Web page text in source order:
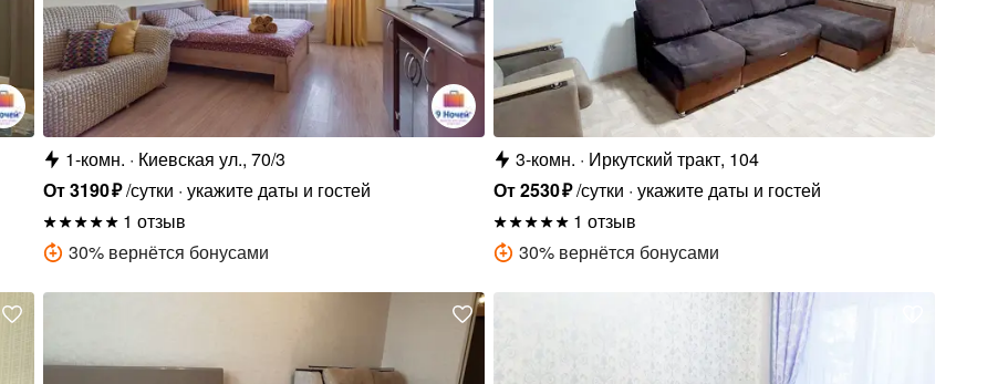
1-комн.
Киевская ул., 70/3
От3190₽/сутки укажите даты и гостей
1 отзыв
30% вернётся бонусами
3-комн.
Иркутский тракт, 104
От2530₽/сутки укажите даты и гостей
1 отзыв
30% вернётся бонусами